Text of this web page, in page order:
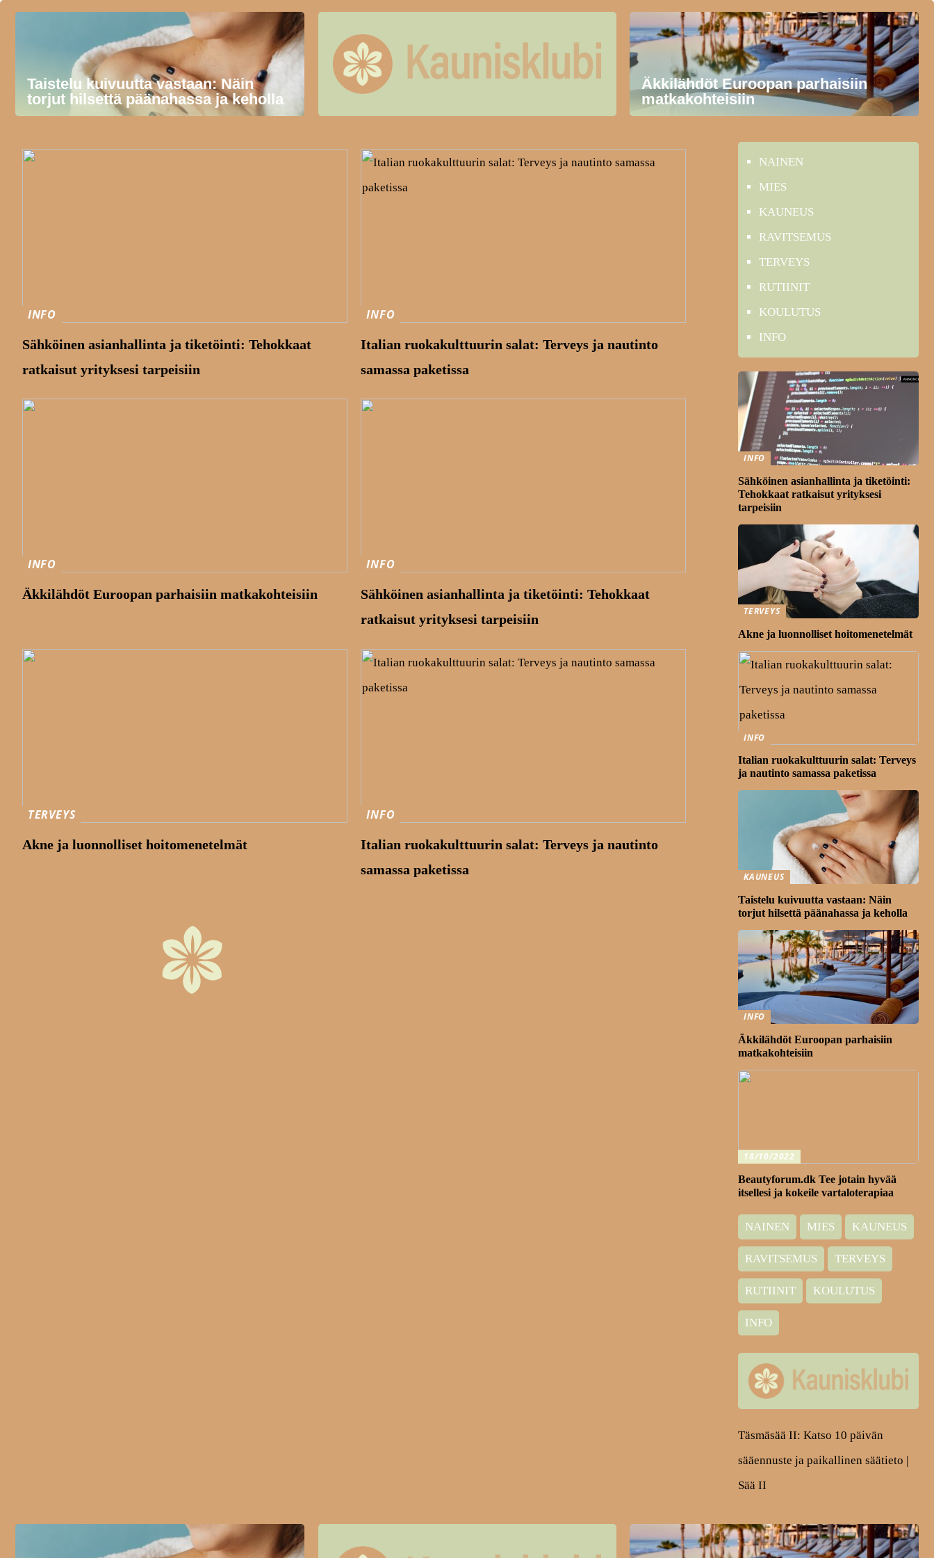
Taistelu kuivuutta vastaan: Näin
torjut hilsettä päänahassa ja keholla
Äkkilähdöt Euroopan parhaisiin
matkakohteisiin
INFO
Sähköinen asianhallinta ja tiketöinti: Tehokkaat
ratkaisut yrityksesi tarpeisiin
INFO
Italian ruokakulttuurin salat: Terveys ja nautinto
samassa paketissa
INFO
Äkkilähdöt Euroopan parhaisiin matkakohteisiin
INFO
Sähköinen asianhallinta ja tiketöinti: Tehokkaat
ratkaisut yrityksesi tarpeisiin
TERVEYS
Akne ja luonnolliset hoitomenetelmät
INFO
Italian ruokakulttuurin salat: Terveys ja nautinto
samassa paketissa
NAINEN
MIES
KAUNEUS
RAVITSEMUS
TERVEYS
RUTIINIT
KOULUTUS
INFO
INFO
Sähköinen asianhallinta ja tiketöinti:
Tehokkaat ratkaisut yrityksesi
tarpeisiin
TERVEYS
Akne ja luonnolliset hoitomenetelmät
INFO
Italian ruokakulttuurin salat: Terveys
ja nautinto samassa paketissa
KAUNEUS
Taistelu kuivuutta vastaan: Näin
torjut hilsettä päänahassa ja keholla
INFO
Äkkilähdöt Euroopan parhaisiin
matkakohteisiin
18/10/2022
Beautyforum.dk Tee jotain hyvää
itsellesi ja kokeile vartaloterapiaa
NAINEN MIES KAUNEUS
RAVITSEMUS TERVEYS
RUTIINIT KOULUTUS
INFO
Täsmäsää II: Katso 10 päivän
sääennuste ja paikallinen säätieto |
Sää II